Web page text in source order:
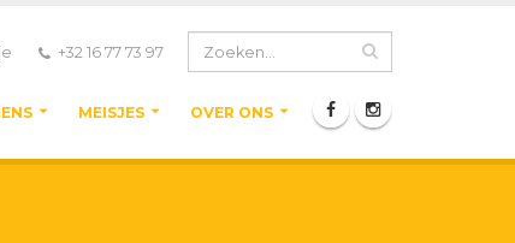
+32 16 77 73 97
MEISJES OVER ONS